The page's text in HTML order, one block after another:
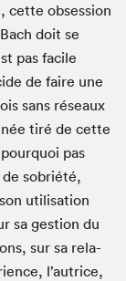
cette obses­sion
doit se
pas facile
de faire une
sans réseaux
tiré de cette
pas
de sobriété,
util­i­sa­tion
sa ges­tion du
sur sa rela­
l’autrice,